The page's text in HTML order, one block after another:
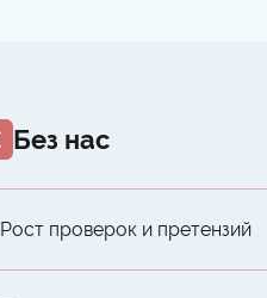
Без нас
Рост проверок и претензий